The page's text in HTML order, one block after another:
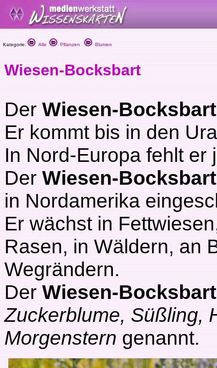
Kategorie: Alle Pflanzen Blumen
Wiesen-Bocksbart
DerWiesen-Bocksbart
Er kommt bis in den
In Nord-Europa fehlt er
DerWiesen-Bocksbart
in Nordamerika
Er wächst in
Rasen, in Wäldern, an
Wegrändern.
DerWiesen-
Zuckerblume, Süßling,
Morgensterngenannt.